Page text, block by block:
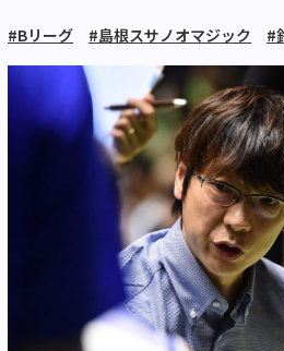
#Bリーグ #島根スサノオマジック #